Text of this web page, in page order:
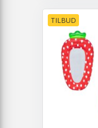
TILBUD